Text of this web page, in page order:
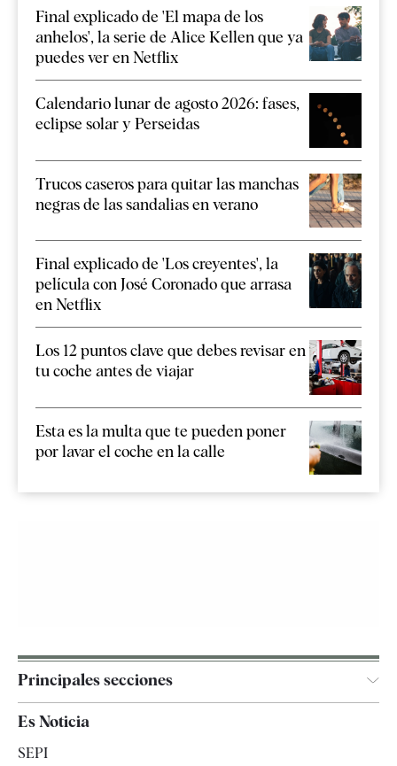
Final explicado de 'El mapa de los
anhelos', la serie de Alice Kellen que ya
puedes ver en Netflix
Calendario lunar de agosto 2026: fases,
eclipse solar y Perseidas
Trucos caseros para quitar las manchas
negras de las sandalias en verano
Final explicado de 'Los creyentes', la
película con José Coronado que arrasa
en Netflix
Los 12 puntos clave que debes revisar en
tu coche antes de viajar
Esta es la multa que te pueden poner
por lavar el coche en la calle
Principales secciones
España
Es Noticia
SEPI